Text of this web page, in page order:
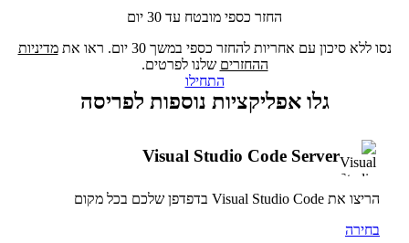
החזר כספי מובטח עד 30 יום
נסו ללא סיכון עם אחריות להחזר כספי במשך 30 יום. ראו את
מדיניות
ההחזרים שלנו לפרטים.
התחילו
גלו אפליקציות נוספות לפריסה
Visual Studio Code Server
הריצו את Visual Studio Code בדפדפן שלכם בכל מקום
בחירה